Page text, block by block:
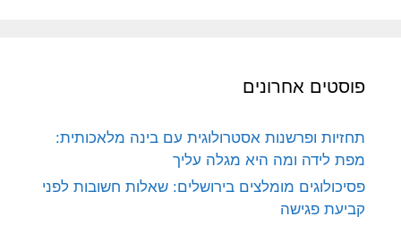
פוסטים אחרונים
תחזיות ופרשנות אסטרולוגית עם בינה מלאכותית:
מפת לידה ומה היא מגלה עליך
פסיכולוגים מומלצים בירושלים: שאלות חשובות לפני
קביעת פגישה